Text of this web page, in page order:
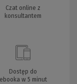
Czat online z
konsultantem
Dostęp do
ebooka w 5 minut